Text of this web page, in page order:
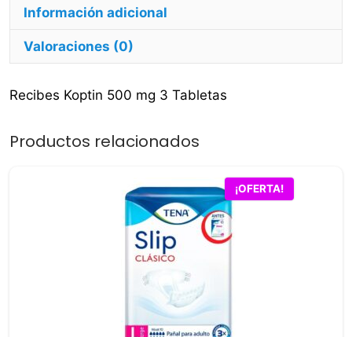
Información adicional
Valoraciones (0)
Recibes Koptin 500 mg 3 Tabletas
Productos relacionados
¡OFERTA!